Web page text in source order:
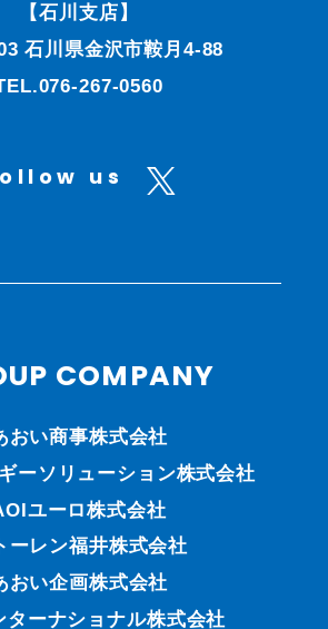
【石川支店】
石川県金沢市鞍月4-88
267-0560
us
COMPANY
おい商事株式会社
ーソリューション株式会社
ユーロ株式会社
ーレン福井株式会社
おい企画株式会社
ターナショナル株式会社